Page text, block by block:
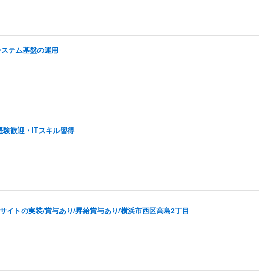
テム基盤の運用
歓迎・ITスキル習得
イトの実装/賞与あり/昇給賞与あり/横浜市西区高島2丁目